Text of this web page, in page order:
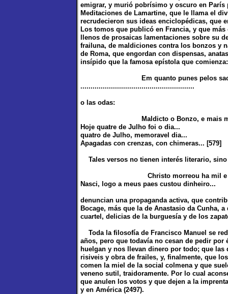
emigrar, y murió pobrísimo y oscuro en París
Meditaciones de Lamartine, que le llama el
recrudecieron sus ideas enciclopédicas, que
Los tomos que publicó en Francia, y que
llenos de prosaicas lamentaciones sobre su
frailuna, de maldiciones contra los bonzos y
de Roma, que engordan con dispensas,
insípido que la famosa epístola que comienza:
Em quanto punes pelos
........................................................
o las odas:
Maldicto o Bonzo, e mais
Hoje quatre de Julho foi o dia...
quatro de Julho, memoravel dia...
Apagadas con crenzas, con chimeras... [579]
Tales versos no tienen interés literario,
Christo morreou ha mil e
Nasci, logo a meus paes custou dinheiro...
denuncian una propaganda activa, que
Bocage, más que la de Anastasio da Cunha,
cuartel, delicias de la burguesía y de los
Toda la filosofía de Francisco Manuel se
años, pero que todavía no cesan de pedir
huelgan y nos llevan dinero por todo; que
risiveis y obra de frailes, y, finalmente, que
comen la miel de la social colmena y que
veneno sutil, traidoramente. Por lo cual
que anulen los votos y que dejen a la
y en América (2497).